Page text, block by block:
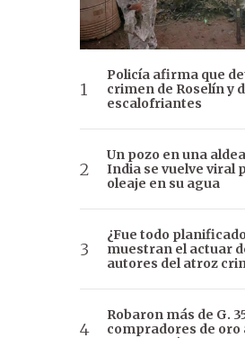
Policía afirma que
crimen de Roselín y
escalofriantes
Un pozo en una
India se vuelve viral
oleaje en su agua
¿Fue todo
muestran el actuar
autores del atroz
Robaron más de G.
compradores de oro